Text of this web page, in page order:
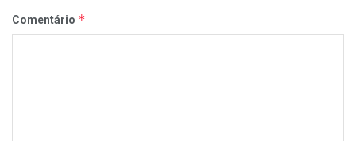
Comentário *